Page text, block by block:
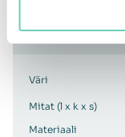
Malli
Väri
Mitat (l x k x s)
Materiaali